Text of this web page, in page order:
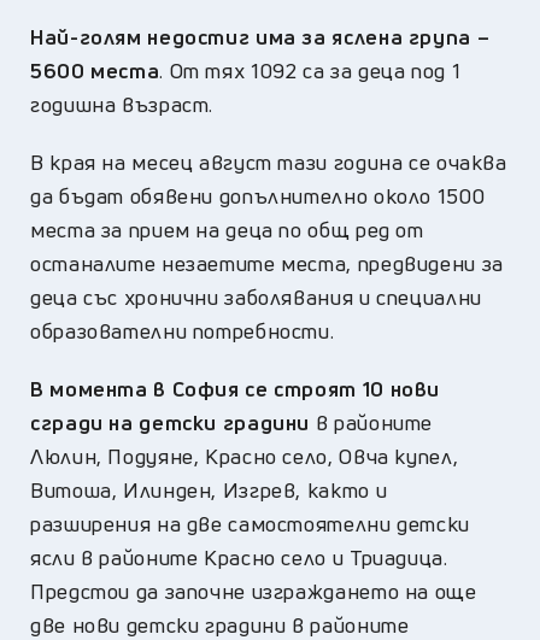
Най-голям недостиг има за яслена група –
5600 места. От тях 1092 са за деца под 1
годишна възраст.
В края на месец август тази година се очаква
да бъдат обявени допълнително около 1500
места за прием на деца по общ ред от
останалите незаетите места, предвидени за
деца със хронични заболявания и специални
образователни потребности.
В момента в София се строят 10 нови
сгради на детски градини в районите
Люлин, Подуяне, Красно село, Овча купел,
Витоша, Илинден, Изгрев, както и
разширения на две самостоятелни детски
ясли в районите Красно село и Триадица.
Предстои да започне изграждането на още
две нови детски градини в районите